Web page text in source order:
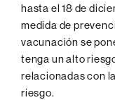
hasta el 18 de
medida de
vacunación se
tenga un alto
relacionadas con
riesgo.